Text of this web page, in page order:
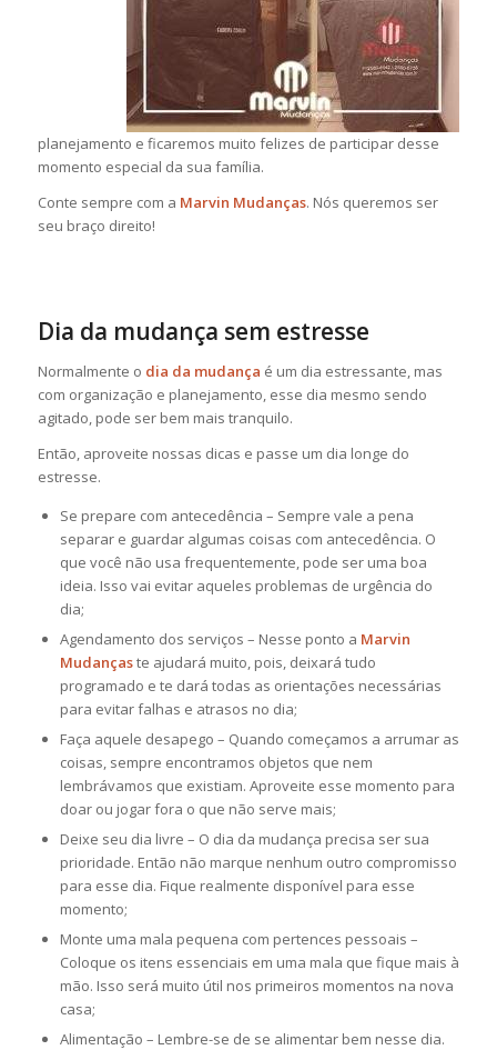
planejamento e ficaremos muito felizes de participar desse
momento especial da sua família.
Conte sempre com a Marvin Mudanças. Nós queremos ser
seu braço direito!
Dia da mudança sem estresse
Normalmente o dia da mudança é um dia estressante, mas
com organização e planejamento, esse dia mesmo sendo
agitado, pode ser bem mais tranquilo.
Então, aproveite nossas dicas e passe um dia longe do
estresse.
Se prepare com antecedência – Sempre vale a pena
separar e guardar algumas coisas com antecedência. O
que você não usa frequentemente, pode ser uma boa
ideia. Isso vai evitar aqueles problemas de urgência do
dia;
Agendamento dos serviços – Nesse ponto a Marvin
Mudançaste ajudará muito, pois, deixará tudo
programado e te dará todas as orientações necessárias
para evitar falhas e atrasos no dia;
Faça aquele desapego – Quando começamos a arrumar as
coisas, sempre encontramos objetos que nem
lembrávamos que existiam. Aproveite esse momento para
doar ou jogar fora o que não serve mais;
Deixe seu dia livre – O dia da mudança precisa ser sua
prioridade. Então não marque nenhum outro compromisso
para esse dia. Fique realmente disponível para esse
momento;
Monte uma mala pequena com pertences pessoais –
Coloque os itens essenciais em uma mala que fique mais à
mão. Isso será muito útil nos primeiros momentos na nova
casa;
Alimentação – Lembre-se de se alimentar bem nesse dia.